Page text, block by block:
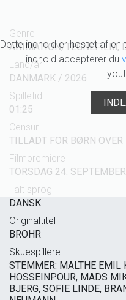
Dette indhold er hostet af
indhold accepterer du
Genre
ANIMATION/TEGNEFILM,
Land/år
DANMARK / 2026
Spilletid
01:25
Censur
TILLADT FOR BØRN OVER
Filmpremiere
TORSDAG 24. SEPTEMBER
Talt sprog
DANSK
Originaltitel
BROHR
Skuespillere
STEMMER: MALTHE EMIL
HOSSEINPOUR, MADS
BJERG, SOFIE LINDE,